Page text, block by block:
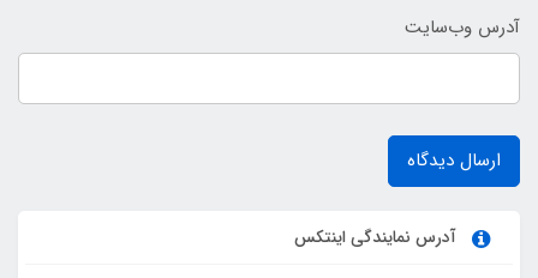
آدرس وب‌سایت
ارسال دیدگاه
آدرس نمایندگی اینتکس